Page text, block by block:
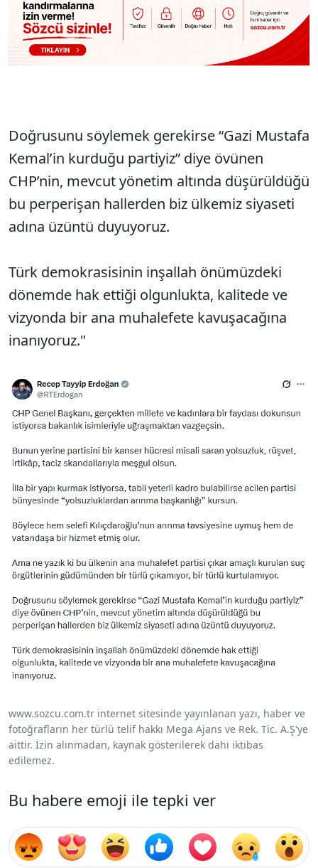
Doğrusunu söylemek gerekirse “Gazi Mustafa
Kemal’in kurduğu partiyiz” diye övünen
CHP’nin, mevcut yönetim altında düşürüldüğü
bu perperişan hallerden biz ülkemiz siyaseti
adına üzüntü duyuyoruz.
Türk demokrasisinin inşallah önümüzdeki
dönemde hak ettiği olgunlukta, kalitede ve
vizyonda bir ana muhalefete kavuşacağına
inanıyoruz."
www.sozcu.com.tr internet sitesinde yayınlanan yazı, haber ve
fotoğrafların her türlü telif hakkı Mega Ajans ve Rek. Tic. A.Ş'ye
aittir. İzin alınmadan, kaynak gösterilerek dahi iktibas
edilemez.
Bu habere emoji ile tepki ver